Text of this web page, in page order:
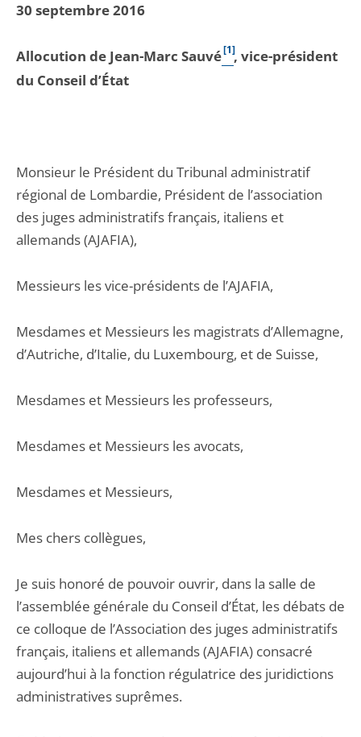
30 septembre 2016
Allocution de Jean-Marc Sauvé[1], vice-président
du Conseil d’État
Monsieur le Président du Tribunal administratif
régional de Lombardie, Président de l’association
des juges administratifs français, italiens et
allemands (AJAFIA),
Messieurs les vice-présidents de l’AJAFIA,
Mesdames et Messieurs les magistrats d’Allemagne,
d’Autriche, d’Italie, du Luxembourg, et de Suisse,
Mesdames et Messieurs les professeurs,
Mesdames et Messieurs les avocats,
Mesdames et Messieurs,
Mes chers collègues,
Je suis honoré de pouvoir ouvrir, dans la salle de
l’assemblée générale du Conseil d’État, les débats de
ce colloque de l’Association des juges administratifs
français, italiens et allemands (AJAFIA) consacré
aujourd’hui à la fonction régulatrice des juridictions
administratives suprêmes.